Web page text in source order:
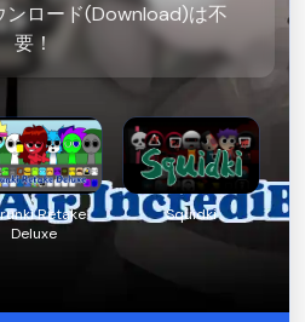
ンロード(Download)は不
要！
Retake
Deluxe
Squidki